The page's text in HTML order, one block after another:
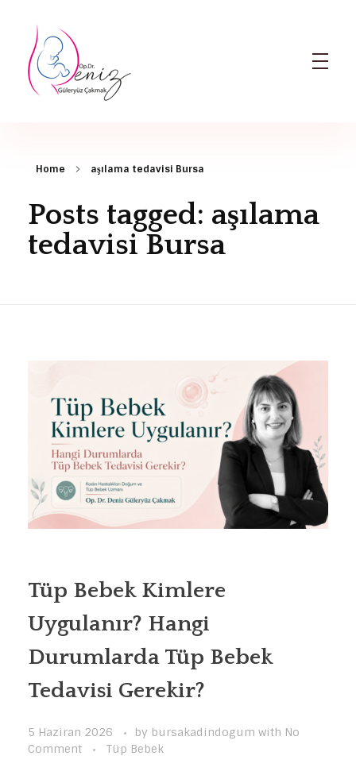
Home aşılama tedavisi Bursa
Posts tagged: aşılama
tedavisi Bursa
Tüp Bebek Kimlere
Uygulanır? Hangi
Durumlarda Tüp Bebek
Tedavisi Gerekir?
5 Haziran 2026 by bursakadindogum with No
Comment
Tüp Bebek